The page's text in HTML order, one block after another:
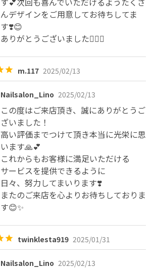
んデザインをご用意してお待ちしてま
す❣️😊
ありがとうございました🙇‍♀️✨
m.117 2025/02/13
Nailsalon_Lino 2025/02/13
この度はご来店頂き、誠にありがとうご
ざいました！
高い評価までつけて頂き本当に光栄に思
います🙏💕
これからもお客様に満足いただける
サービスを提供できるように
日々、努力してまいります❣️
またのご来店を心よりお待ちしておりま
す😊✨
twinklesta919 2025/01/31
Nailsalon_Lino 2025/02/13